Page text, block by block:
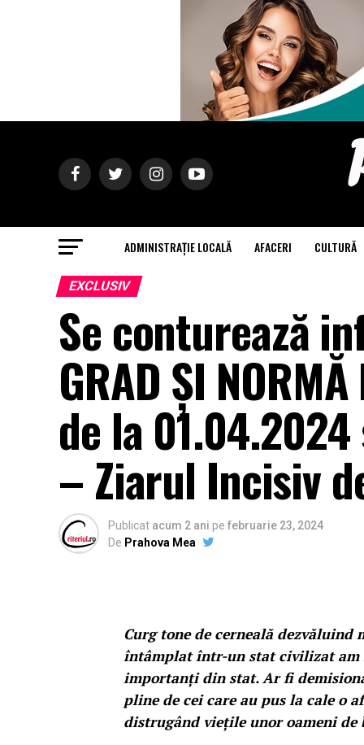
ADMINISTRAȚIE LOCALĂ AFACERI CULTURĂ
EXCLUSIV
Se conturează
GRAD ȘI
de la
– Ziarul Incisiv
Publicat acum 2 ani pe februarie 23, 2024
De Prahova Mea
Curg tone de cerneală
întâmplat într-un stat civilizat
importanți din stat. Ar fi
pline de cei care au pus la cale o
distrugând viețile unor oameni de